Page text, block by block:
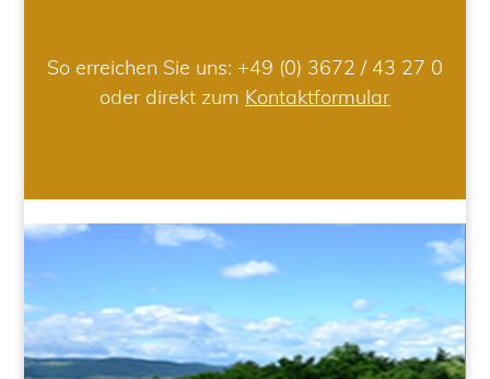
So erreichen Sie uns: +49 (0) 3672 / 43 27 0
oder direkt zum Kontaktformular